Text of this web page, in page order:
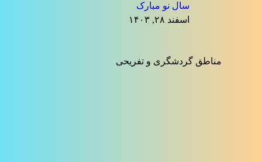
سال نو مبارک
اسفند ۲۸, ۱۴۰۳
مناطق گردشگری و تفریحی